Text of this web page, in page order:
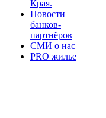
Края.
Новости
банков-
партнёров
СМИ о нас
PRO жилье